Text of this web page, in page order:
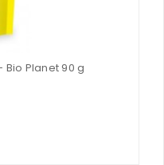
Planet 90 g